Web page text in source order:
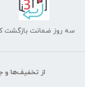
سه روز ضمانت بازگشت
از تخفیف‌ها و